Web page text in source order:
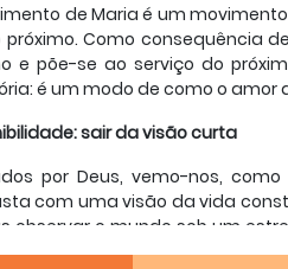
de Maria é um
próximo. Como consequência
e põe-se ao serviço do
é um modo de como o amor
sair da visão curta
por Deus, vemo-nos,
com uma visão da vida
observar o mundo sob um
opinião contém a verdade